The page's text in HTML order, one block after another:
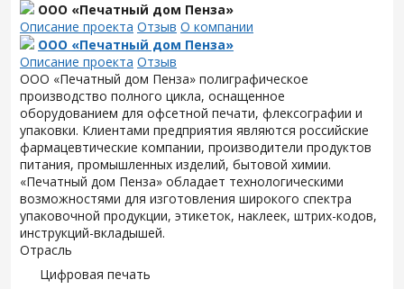
ООО «Печатный дом Пенза»
Описание проекта Отзыв О компании
ООО «Печатный дом Пенза»
Описание проекта Отзыв
ООО «Печатный дом Пенза» полиграфическое
производство полного цикла, оснащенное
оборудованием для офсетной печати, флексографии и
упаковки. Клиентами предприятия являются российские
фармацевтические компании, производители продуктов
питания, промышленных изделий, бытовой химии.
«Печатный дом Пенза» обладает технологическими
возможностями для изготовления широкого спектра
упаковочной продукции, этикеток, наклеек, штрих-кодов,
инструкций-вкладышей.
Отрасль
Цифровая печать